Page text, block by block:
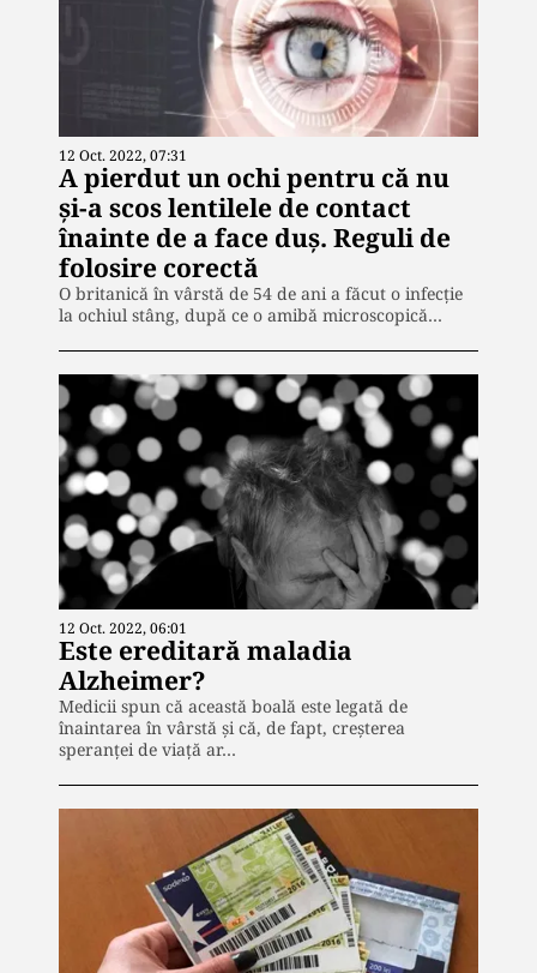
12 Oct. 2022, 07:31
A pierdut un ochi pentru că nu
și-a scos lentilele de contact
înainte de a face duș. Reguli de
folosire corectă
O britanică în vârstă de 54 de ani a făcut o infecție
la ochiul stâng, după ce o amibă microscopică…
12 Oct. 2022, 06:01
Este ereditară maladia
Alzheimer?
Medicii spun că această boală este legată de
înaintarea în vârstă și că, de fapt, creșterea
speranței de viață ar…